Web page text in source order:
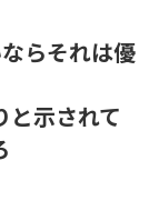
らそれは優
と示されて